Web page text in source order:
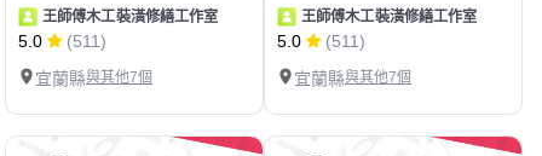
王師傅木工裝潢修繕工作室
5.0
(511)
宜蘭縣與其他7個
王師傅木工裝潢修繕工作室
5.0
(511)
宜蘭縣與其他7個